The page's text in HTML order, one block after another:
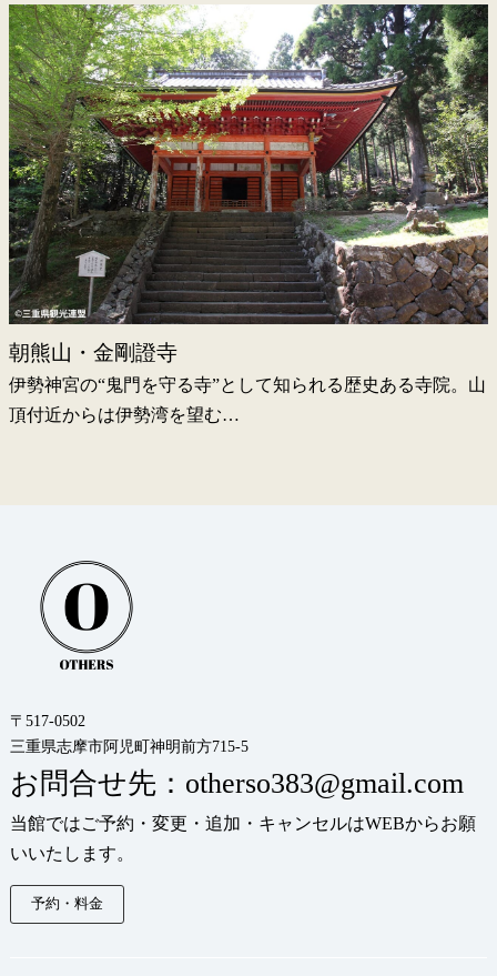
朝熊山・金剛證寺
伊勢神宮の“鬼門を守る寺”として知られる歴史ある寺院。山
頂付近からは伊勢湾を望む…
〒517-0502
三重県志摩市阿児町神明前方715-5
お問合せ先：otherso383@gmail.com
当館ではご予約・変更・追加・キャンセルはWEBからお願
いいたします。
予約・料金